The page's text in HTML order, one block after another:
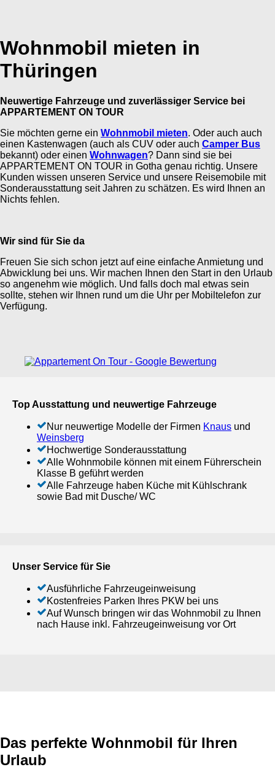
Wohnmobil mieten in
Thüringen
Neuwertige Fahrzeuge und zuverlässiger Service bei
APPARTEMENT ON TOUR
Sie möchten gerne ein Wohnmobil mieten. Oder auch auch
einen Kastenwagen (auch als CUV oder auch Camper Bus
bekannt) oder einen Wohnwagen? Dann sind sie bei
APPARTEMENT ON TOUR in Gotha genau richtig. Unsere
Kunden wissen unseren Service und unsere Reisemobile mit
Sonderausstattung seit Jahren zu schätzen. Es wird Ihnen an
Nichts fehlen.
Wir sind für Sie da
Freuen Sie sich schon jetzt auf eine einfache Anmietung und
Abwicklung bei uns. Wir machen Ihnen den Start in den Urlaub
so angenehm wie möglich. Und falls doch mal etwas sein
sollte, stehen wir Ihnen rund um die Uhr per Mobiltelefon zur
Verfügung.
Top Ausstattung und neuwertige Fahrzeuge
Nur neuwertige Modelle der Firmen Knaus und
Weinsberg
Hochwertige Sonderausstattung
Alle Wohnmobile können mit einem Führerschein
Klasse B geführt werden
Alle Fahrzeuge haben Küche mit Kühlschrank
sowie Bad mit Dusche/ WC
Unser Service für Sie
Ausführliche Fahrzeugeinweisung
Kostenfreies Parken Ihres PKW bei uns
Auf Wunsch bringen wir das Wohnmobil zu Ihnen
nach Hause inkl. Fahrzeugeinweisung vor Ort
Das perfekte Wohnmobil für Ihren
Urlaub